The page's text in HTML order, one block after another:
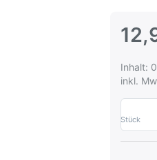
Inhalt:
inkl.
Stück